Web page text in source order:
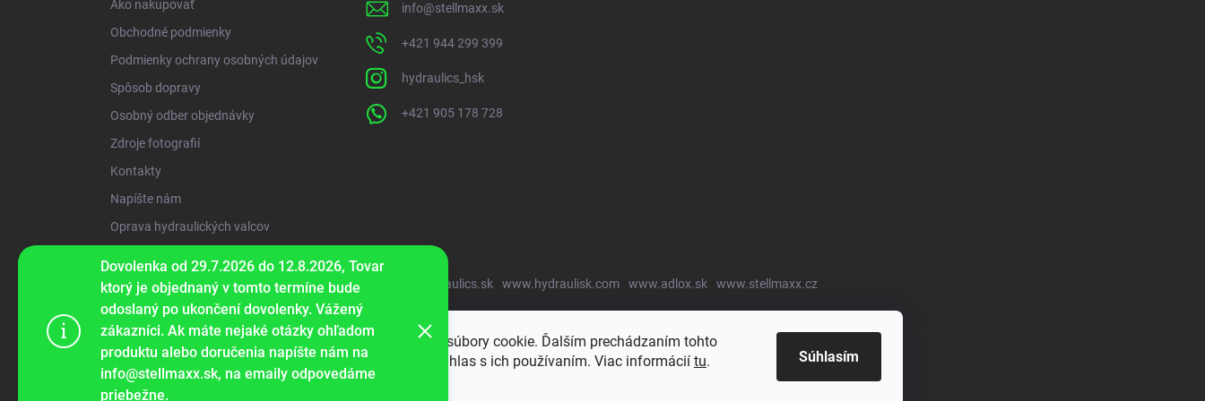
Tento web používa súbory cookie. Ďalším prechádzaním tohto
webu vyjadrujete súhlas s ich používaním. Viac informácií tu. Súhlasím
Dovolenka od 29.7.2026 do 12.8.2026, Tovar
ktorý je objednaný v tomto termíne bude
odoslaný po ukončení dovolenky. Vážený
zákazníci. Ak máte nejaké otázky ohľadom
produktu alebo doručenia napíšte nám na
info@stellmaxx.sk, na emaily odpovedáme
priebežne.
Ako nakupovať
Obchodné podmienky
Podmienky ochrany osobných údajov
Spôsob dopravy
Osobný odber objednávky
Zdroje fotografií
Kontakty
Napíšte nám
Oprava hydraulických valcov
info@stellmaxx.sk
+421 944 299 399
hydraulics_hsk
+421 905 178 728
www.hydraulics.sk www.hydraulisk.com www.adlox.sk www.stellmaxx.cz